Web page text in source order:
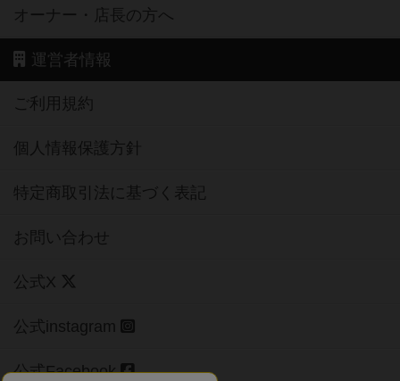
オーナー・店長の方へ
運営者情報
ご利用規約
個人情報保護方針
特定商取引法に基づく表記
お問い合わせ
公式X
公式instagram
公式Facebook